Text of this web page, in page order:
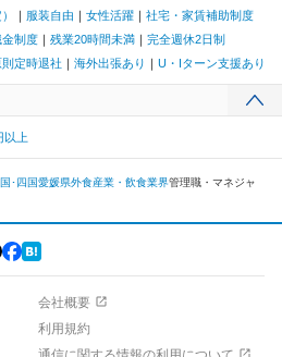
服装自由 女性活躍
社宅・家賃補助制度
金制度 残業20時間未満
完全週休2日制
則定時退社 海外出張あり U・Iターン支援あり
以上
･四国愛媛県外食産業・飲食業界管理職・マネジャ
会社概要
利用規約